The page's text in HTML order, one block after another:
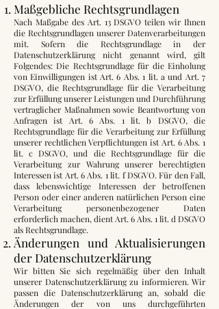
Maßgebliche Rechtsgrundlagen
Nach Maßgabe des Art. 13 DSGVO teilen wir Ihnen
die Rechtsgrundlagen unserer Datenverarbeitungen
mit. Sofern die Rechtsgrundlage in der
Datenschutzerklärung nicht genannt wird, gilt
Folgendes: Die Rechtsgrundlage für die Einholung
von Einwilligungen ist Art. 6 Abs. 1 lit. a und Art. 7
DSGVO, die Rechtsgrundlage für die Verarbeitung
zur Erfüllung unserer Leistungen und Durchführung
vertraglicher Maßnahmen sowie Beantwortung von
Anfragen ist Art. 6 Abs. 1 lit. b DSGVO, die
Rechtsgrundlage für die Verarbeitung zur Erfüllung
unserer rechtlichen Verpflichtungen ist Art. 6 Abs. 1
lit. c DSGVO, und die Rechtsgrundlage für die
Verarbeitung zur Wahrung unserer berechtigten
Interessen ist Art. 6 Abs. 1 lit. f DSGVO. Für den Fall,
dass lebenswichtige Interessen der betroffenen
Person oder einer anderen natürlichen Person eine
Verarbeitung personenbezogener Daten
erforderlich machen, dient Art. 6 Abs. 1 lit. d DSGVO
als Rechtsgrundlage.
Änderungen und Aktualisierungen
der Datenschutzerklärung
Wir bitten Sie sich regelmäßig über den Inhalt
unserer Datenschutzerklärung zu informieren. Wir
passen die Datenschutzerklärung an, sobald die
Änderungen der von uns durchgeführten